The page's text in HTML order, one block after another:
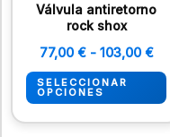
Válvula antiretorno
rock shox
77,00 € - 103,00 €
SELECCIONAR
OPCIONES